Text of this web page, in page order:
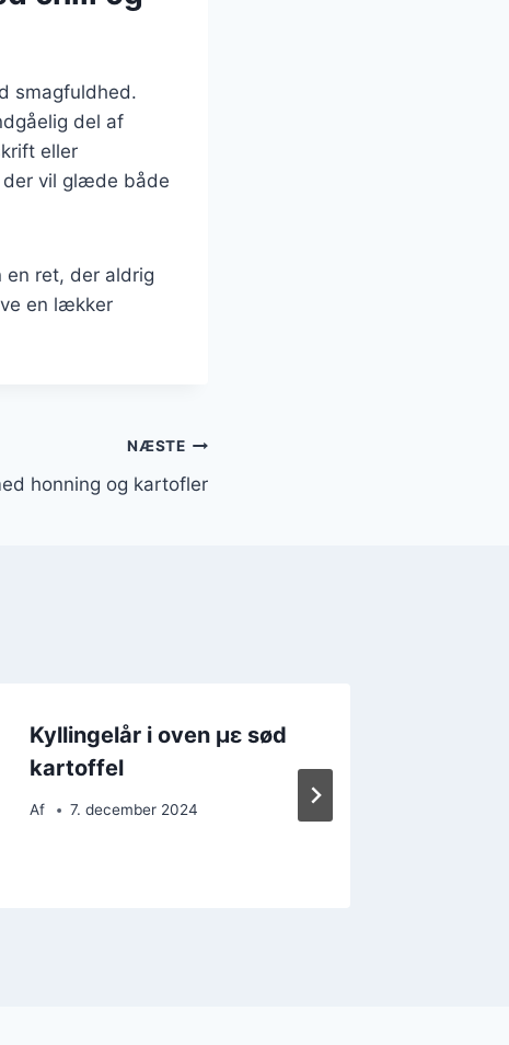
smagfuldhed.
del af
eller
der vil glæde både
en ret, der aldrig
en lækker
NÆSTE
honning og kartofler
Kyllingelår i oven με sød
kartoffel
Af 7. december 2024